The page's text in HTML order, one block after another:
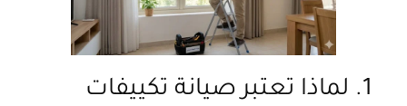
1. لماذا تعتبر صيانة تكييفات